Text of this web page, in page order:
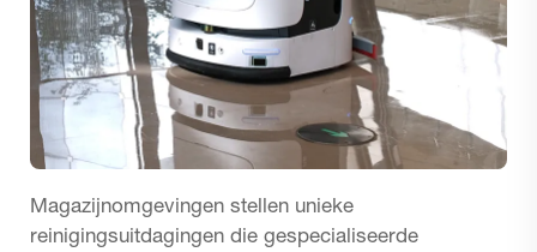
Magazijnomgevingen stellen unieke
reinigingsuitdagingen die gespecialiseerde